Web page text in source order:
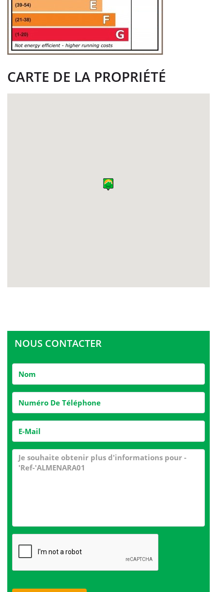
CARTE DE LA PROPRIÉTÉ
NOUS CONTACTER